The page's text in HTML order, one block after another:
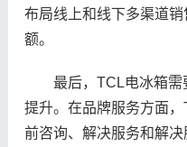
布局线上和线下多渠道
额。
最后，TCL电冰箱需
提升。在品牌服务方面
前咨询、解决服务和解